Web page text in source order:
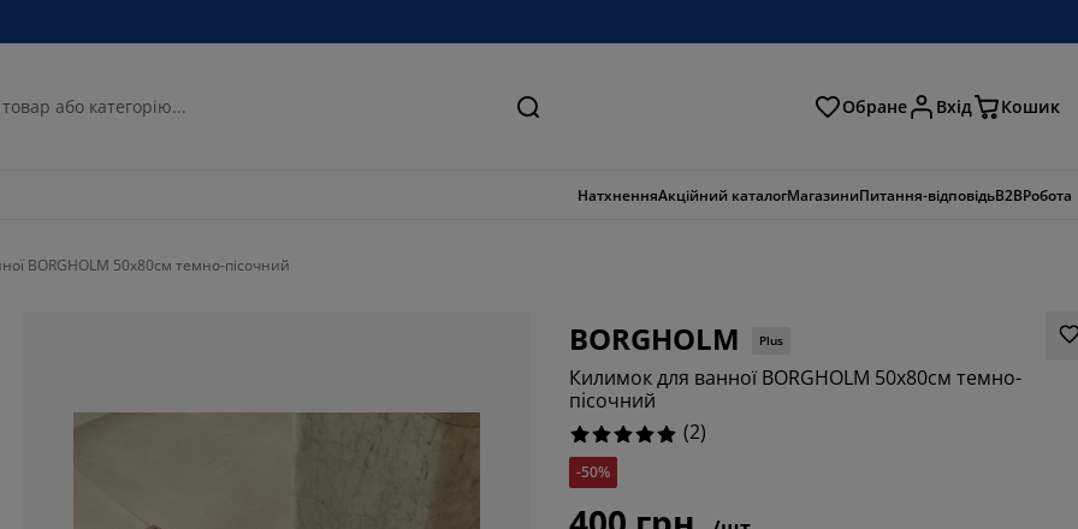
Пошук Обране Вхід Кошик
НатхненняАкційний каталогМагазиниПитання-відповідьB2BРобота
BORGHOLM 50x80см темно-пісочний
BORGHOLM Plus
Килимок для ванної BORGHOLM 50x80см темно-
пісочний
(2)
-50%